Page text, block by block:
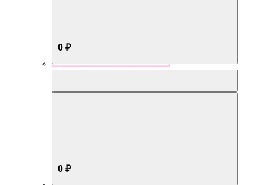
0 ₽
0 ₽